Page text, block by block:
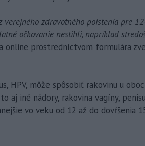
verejného zdravotného poistenia pre
očkovanie nestihli, napríklad
online prostredníctvom formulára
HPV, môže spôsobiť rakovinu u
aj iné nádory, rakovina vagíny,
vo veku od 12 až do dovŕšenia